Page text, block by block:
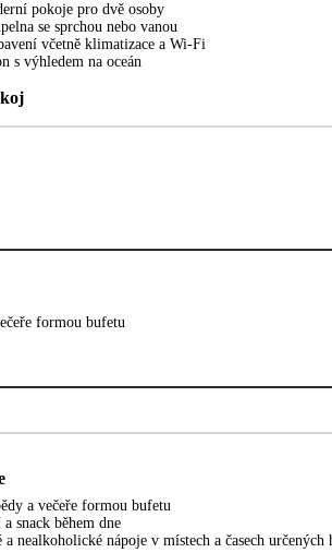
pokoje pro dvě osoby
se sprchou nebo vanou
včetně klimatizace a Wi-Fi
s výhledem na oceán
formou bufetu
a večeře formou bufetu
snack během dne
nealkoholické nápoje v místech a časech určených